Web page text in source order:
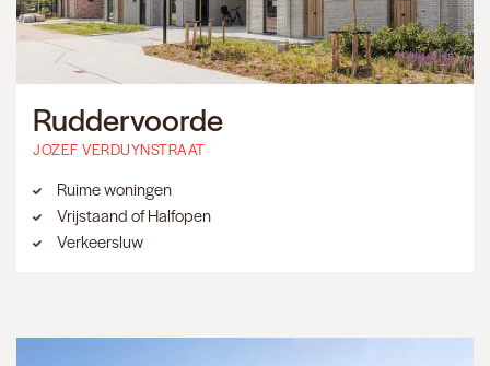
Ruddervoorde
JOZEF VERDUYNSTRAAT
Ruime woningen
Vrijstaand of Halfopen
Verkeersluw